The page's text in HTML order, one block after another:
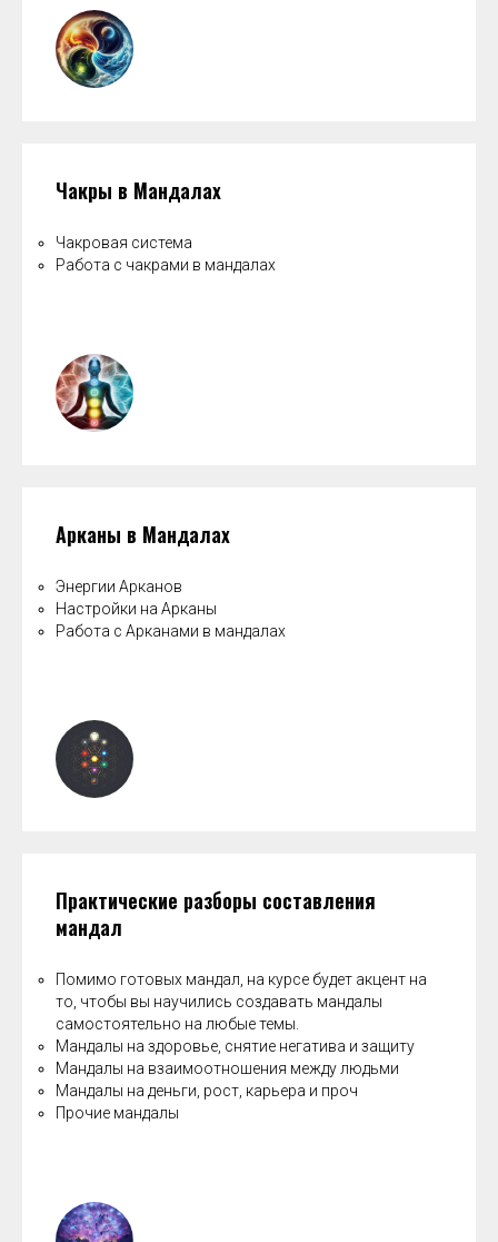
Чакры в Мандалах
Чакровая система
Работа с чакрами в мандалах
Арканы в Мандалах
Энергии Арканов
Настройки на Арканы
Работа с Арканами в мандалах
Практические разборы составления
мандал
Помимо готовых мандал, на курсе будет акцент на
то, чтобы вы научились создавать мандалы
самостоятельно на любые темы.
Мандалы на здоровье, снятие негатива и защиту
Мандалы на взаимоотношения между людьми
Мандалы на деньги, рост, карьера и проч
Прочие мандалы